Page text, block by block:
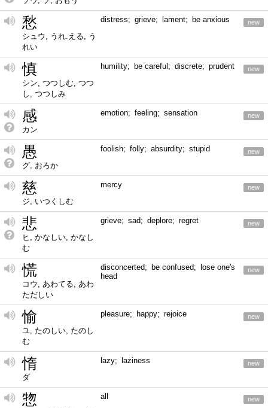
愁
シュウ, うれ.える, う
れい
distress; grieve; lament; be anxious new
慎
シン, つつしむ, つつ
し, つつしみ
humility; be careful; discrete; prudent new
感
カン
emotion; feeling; sensation new
愚
グ, おろか
foolish; folly; absurdity; stupid new
慈
ジ, いつくしむ
mercy new
悲
ヒ, かなしい, かなし
む
grieve; sad; deplore; regret new
慌
コウ, あわてる, あわ
ただしい
disconcerted; be confused; lose one's
head
new
愉
ユ, たのしい, たのし
む
pleasure; happy; rejoice new
惰
ダ
lazy; laziness new
惣 all new